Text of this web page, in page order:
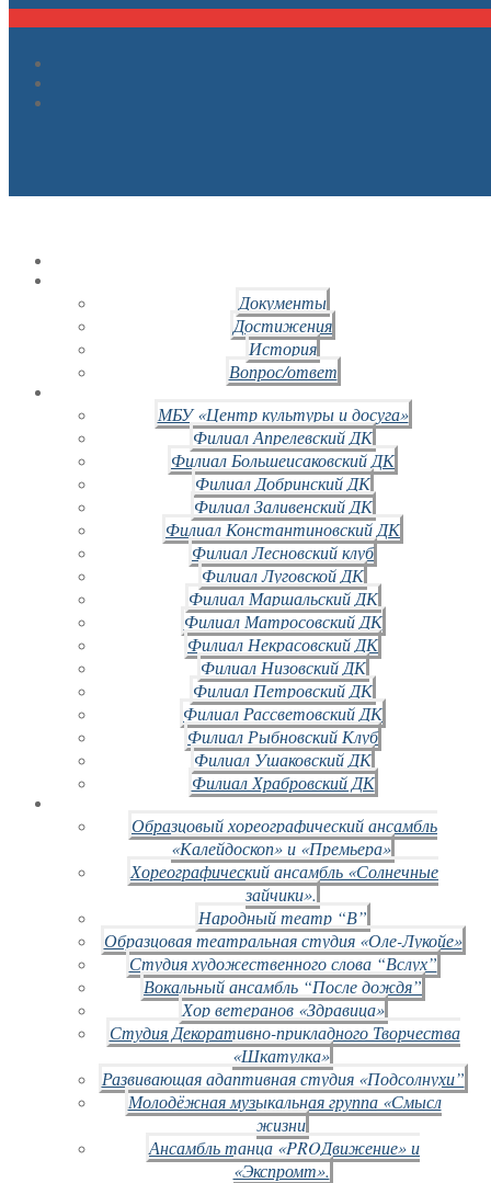
Документы
Достижения
История
Вопрос/ответ
МБУ «Центр культуры и досуга»
Филиал Апрелевский ДК
Филиал Большеисаковский ДК
Филиал Добринский ДК
Филиал Заливенский ДК
Филиал Константиновский ДК
Филиал Лесновский клуб
Филиал Луговской ДК
Филиал Маршальский ДК
Филиал Матросовский ДК
Филиал Некрасовский ДК
Филиал Низовский ДК
Филиал Петровский ДК
Филиал Рассветовский ДК
Филиал Рыбновский Клуб
Филиал Ушаковский ДК
Филиал Храбровский ДК
Образцовый хореографический ансамбль
«Калейдоскоп» и «Премьера»
Хореографический ансамбль «Солнечные
зайчики».
Народный театр “В”
Образцовая театральная студия «Оле-Лукойе»
Студия художественного слова “Вслух”
Вокальный ансамбль “После дождя”
Хор ветеранов «Здравица»
Студия Декоративно-прикладного Творчества
«Шкатулка»
Развивающая адаптивная студия «Подсолнухи”
Молодёжная музыкальная группа «Смысл
жизни
Ансамбль танца «PROДвижение» и
«Экспромт».